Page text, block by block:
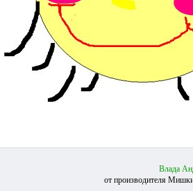
Влада
от производителя